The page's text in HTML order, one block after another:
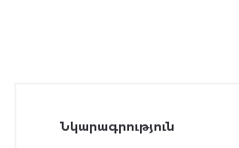
Նկարագրություն